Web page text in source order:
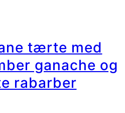
tærte med
ganache og
rabarber